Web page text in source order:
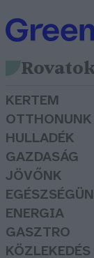
KERTEM
OTTHONUNK
HULLADÉK
GAZDASÁG
JÖVŐNK
ENERGIA
GASZTRO
KÖZLEKEDÉS